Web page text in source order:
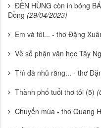
ĐỀN HÙNG còn in bóng
Đồng (29/04/2023)
Em và tôi... - thơ Đặng
Về số phận văn học Tây
Thì đã nhủ rằng... - thơ
Thành phố tuổi thơ tôi (5)
Chuyển mùa - thơ Quang